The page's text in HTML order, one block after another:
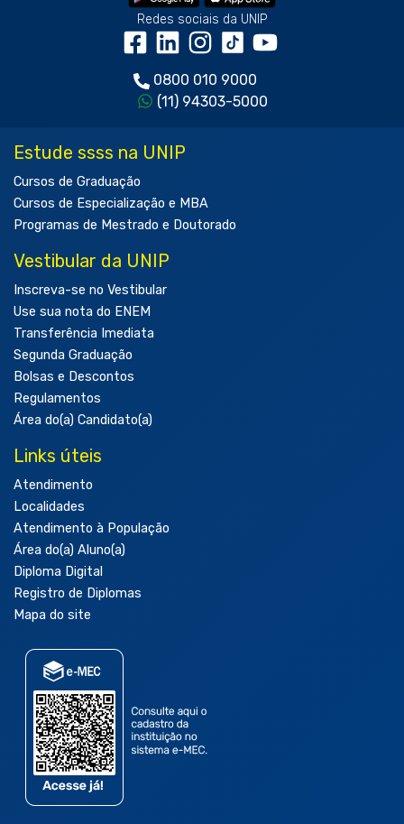
Redes sociais da UNIP
0800 010 9000
(11) 94303-5000
Estude ssss na UNIP
Cursos de Graduação
Cursos de Especialização e MBA
Programas de Mestrado e Doutorado
Vestibular da UNIP
Inscreva-se no Vestibular
Use sua nota do ENEM
Transferência Imediata
Segunda Graduação
Bolsas e Descontos
Regulamentos
Área do(a) Candidato(a)
Links úteis
Atendimento
Localidades
Atendimento à População
Área do(a) Aluno(a)
Diploma Digital
Registro de Diplomas
Mapa do site